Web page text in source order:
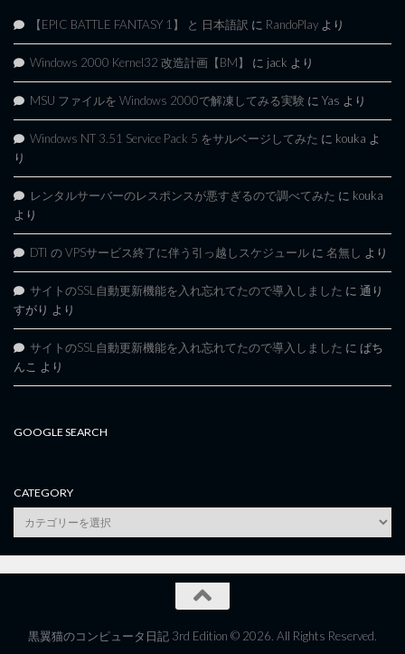
【EPIC BATTLE FANTASY 1】 と 日本語訳 に RandoPlay より
Windows 2000 Kernel32 改造計画【BM】 に jack より
MSU ファイルを Windows 2000で解凍してみる実験 に Yas より
Windows NT 3.51 Service Pack 5 をサルベージしてみた に kouka よ
り
レンタルサーバーのレスポンスが悪すぎるので調べてみた に kouka
より
DTI の VPSサービス終了に伴う引っ越しスケジュール に 名無し より
サイトのSSL自動更新機能を入れ忘れてたので導入しました に 通り
すがり より
サイトのSSL自動更新機能を入れ忘れてたので導入しました に ぱち
んこ より
GOOGLE SEARCH
CATEGORY
category
黒翼猫のコンピュータ日記 3rd Edition © 2026. All Rights Reserved.